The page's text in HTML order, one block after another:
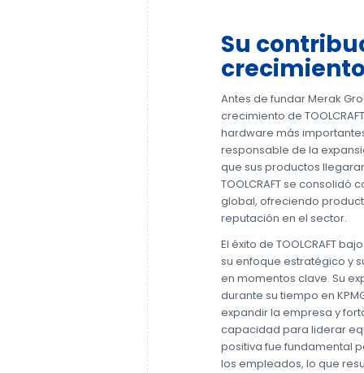
Su
Antes de fundar Merak
crecimiento de
hardware más
responsable de la
que sus productos
TOOLCRAFT se
global, ofreciendo
reputación en el sector.
El éxito de TOOLCRAFT
su enfoque estratégico y
en momentos clave. Su
durante su tiempo en
expandir la empresa y
capacidad para liderar
positiva fue fundamental
los empleados, lo que